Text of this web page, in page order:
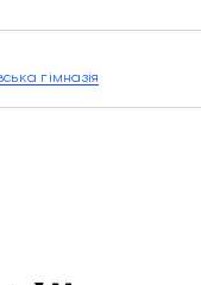
гімназія